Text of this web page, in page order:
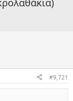
#9,721